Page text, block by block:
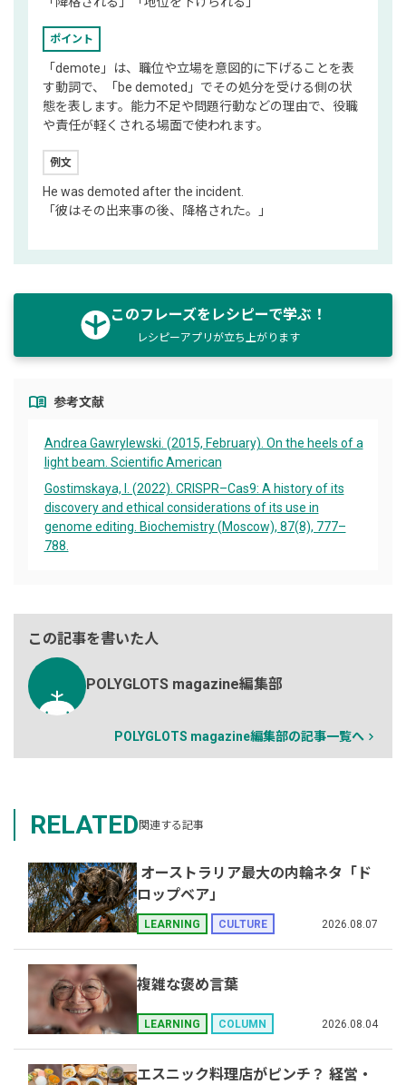
ポイント
「demote」は、職位や立場を意図的に下げることを表
す動詞で、「be demoted」でその処分を受ける側の状
態を表します。能力不足や問題行動などの理由で、役職
や責任が軽くされる場面で使われます。
例文
He was demoted after the incident.
「彼はその出来事の後、降格された。」
このフレーズをレシピーで学ぶ！
レシピーアプリが立ち上がります
menu_book 参考文献
Andrea Gawrylewski. (2015, February). On the heels of a
light beam. Scientific American
Gostimskaya, I. (2022). CRISPR–Cas9: A history of its
discovery and ethical considerations of its use in
genome editing. Biochemistry (Moscow), 87(8), 777–
788.
この記事を書いた人
POLYGLOTS magazine編集部
POLYGLOTS magazine編集部の記事一覧へ
RELATED 関連する記事
オーストラリア最大の内輪ネタ「ド
ロップベア」
LEARNING CULTURE 2026.08.07
複雑な褒め言葉
LEARNING COLUMN 2026.08.04
エスニック料理店がピンチ？ 経営・